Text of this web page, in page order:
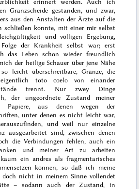
Gränzscheide gestanden, und zwar,
aus den Anstalten der Ärzte auf die
schließen konnte, mit einer mir selbst
und völligen Ergebung,
der Krankheit selbst war; erst
das Leben schon wieder freundlich
der heilige Schauer über jene Nähe
leicht überschreitbare, Gränze, die
toto coelovon einander
trennt. Nur zwey Dinge
der ungeordnete Zustand meiner
Papiere, aus denen wegen der
unter denen es nicht leicht war,
und weil nur einzelne
ausgearbeitet sind, zwischen denen
die Verbindungen fehlen, auch ein
und meiner Art zu arbeiten
ein andres als fragmentarisches
können, so daß ich meine
doch nicht in meinemSinne vollendet
– sodann auch der Zustand, in